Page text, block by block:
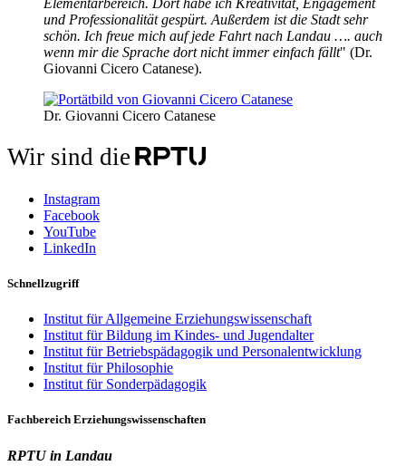
Elementarbereich. Dort habe ich Kreativität, Engagement
und Professionalität gespürt. Außerdem ist die Stadt sehr
schön. Ich freue mich auf jede Fahrt nach Landau …. auch
wenn mir die Sprache dort nicht immer einfach fällt" (Dr.
Giovanni Cicero Catanese).
Dr. Giovanni Cicero Catanese
Wir sind die
Instagram
Facebook
YouTube
LinkedIn
Schnellzugriff
Institut für Allgemeine Erziehungswissenschaft
Institut für Bildung im Kindes- und Jugendalter
Institut für Betriebspädagogik und Personalentwicklung
Institut für Philosophie
Institut für Sonderpädagogik
Fachbereich Erziehungswissenschaften
RPTU in Landau